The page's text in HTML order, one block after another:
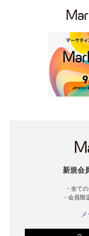
新規会
・全て
・会員